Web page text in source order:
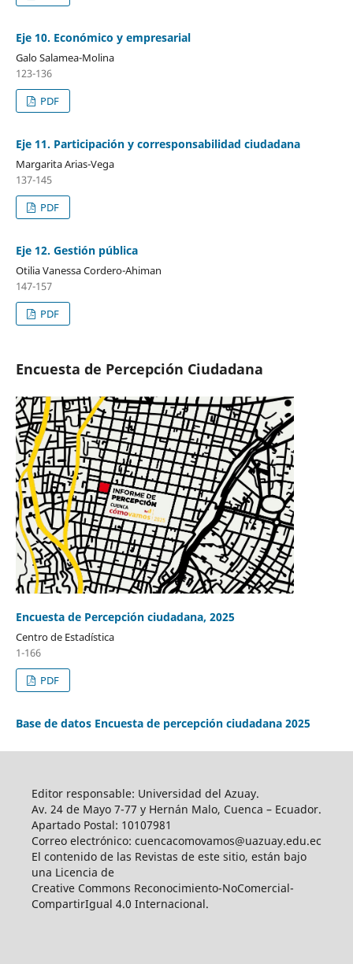
Eje 10. Económico y empresarial
Galo Salamea-Molina
123-136
PDF
Eje 11. Participación y corresponsabilidad ciudadana
Margarita Arias-Vega
137-145
PDF
Eje 12. Gestión pública
Otilia Vanessa Cordero-Ahiman
147-157
PDF
Encuesta de Percepción Ciudadana
Encuesta de Percepción ciudadana, 2025
Centro de Estadística
1-166
PDF
Base de datos Encuesta de percepción ciudadana 2025
Editor responsable: Universidad del Azuay.
Av. 24 de Mayo 7-77 y Hernán Malo, Cuenca – Ecuador.
Apartado Postal: 10107981
Correo electrónico: cuencacomovamos@uazuay.edu.ec
El contenido de las Revistas de este sitio, están bajo
una Licencia de
Creative Commons Reconocimiento-NoComercial-
CompartirIgual 4.0 Internacional.